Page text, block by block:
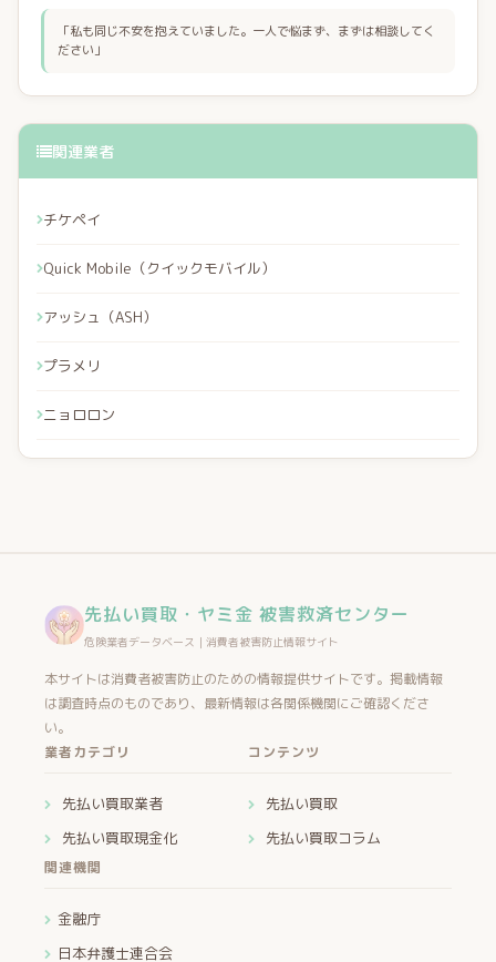
「私も同じ不安を抱えていました。一人で悩まず、まずは相談してく
ださい」
関連業者
チケペイ
Quick Mobile（クイックモバイル）
アッシュ（ASH）
プラメリ
ニョロロン
先払い買取・ヤミ金 被害救済センター
危険業者データベース｜消費者被害防止情報サイト
本サイトは消費者被害防止のための情報提供サイトです。掲載情報
は調査時点のものであり、最新情報は各関係機関にご確認くださ
い。
業者カテゴリ
先払い買取業者
先払い買取現金化
コンテンツ
先払い買取
先払い買取コラム
関連機関
金融庁
日本弁護士連合会